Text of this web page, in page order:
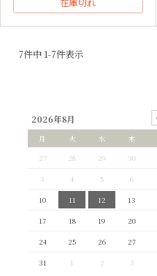
7件中 1-7件表示
2026年8月
月 火 水 木
27
28 29 30
3
4 5 6
10
11 12 13
17
18 19 20
24
25 26 27
31
1 2 3